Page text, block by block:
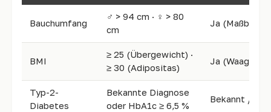
Bauchumfang
♂ > 94 cm · ♀ > 80
cm
Ja (Maßband)
BMI
≥ 25 (Übergewicht) ·
≥ 30 (Adipositas)
Ja (Waage +
Typ-2-
Diabetes
Bekannte Diagnose
oder HbA1c ≥ 6,5 %
Bekannt /